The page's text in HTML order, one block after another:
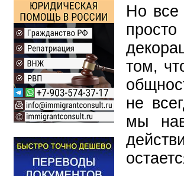
Но
том,
не
мы